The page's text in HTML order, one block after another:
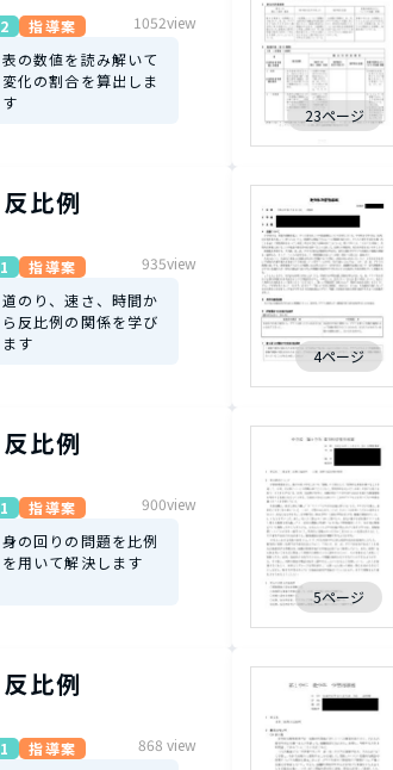
指導案 1052view
表の数値を読み解いて
変化の割合を算出しま
す
23ページ
比例
指導案 935view
道のり、速さ、時間か
ら反比例の関係を学び
ます
4ページ
比例
指導案 900view
身の回りの問題を比例
を用いて解決します
5ページ
比例
指導案 868 view